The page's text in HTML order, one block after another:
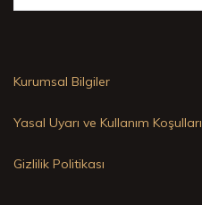
Kurumsal Bilgiler
Yasal Uyarı ve Kullanım Koşulları
Gizlilik Politikası